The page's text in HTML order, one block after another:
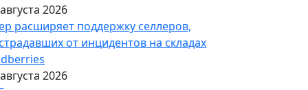
2026
расширяет поддержку селлеров,
от инцидентов на складах
2026